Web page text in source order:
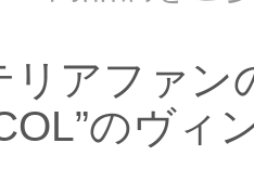
リアファン
のヴィ